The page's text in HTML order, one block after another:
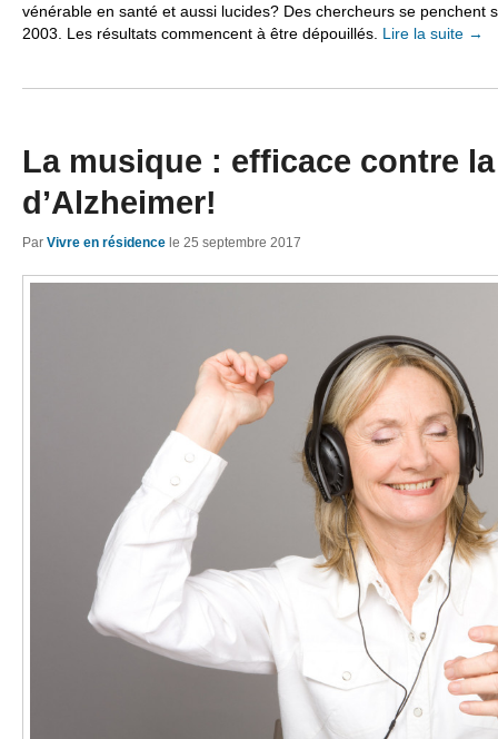
vénérable en santé et aussi lucides? Des chercheurs se penchent
2003. Les résultats commencent à être dépouillés. Lire la suite →
La musique : efficace contre
d’Alzheimer!
Par Vivre en résidence le 25 septembre 2017